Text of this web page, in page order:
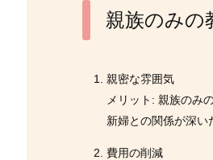
親族のみの
親密な雰囲気
メリット: 親族のみ
新婦との関係が深い
費用の削減